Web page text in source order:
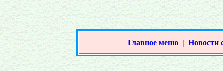
Главное меню | Новости